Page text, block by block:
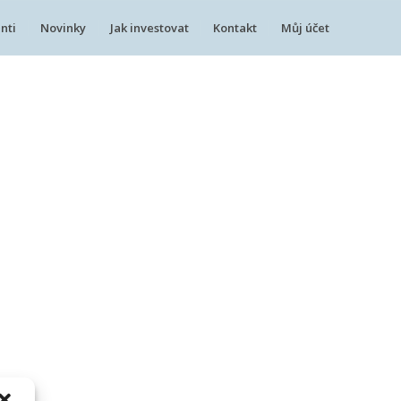
Novinky Jak investovat Kontakt Můj účet